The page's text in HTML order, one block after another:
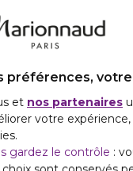
préférences,
et nos partenaires
votre
gardez le contrôle :